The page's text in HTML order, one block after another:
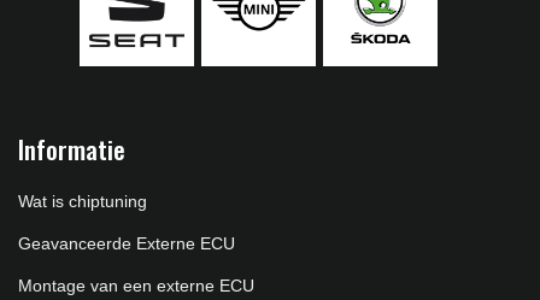
Informatie
Wat is chiptuning
Geavanceerde Externe ECU
Montage van een externe ECU